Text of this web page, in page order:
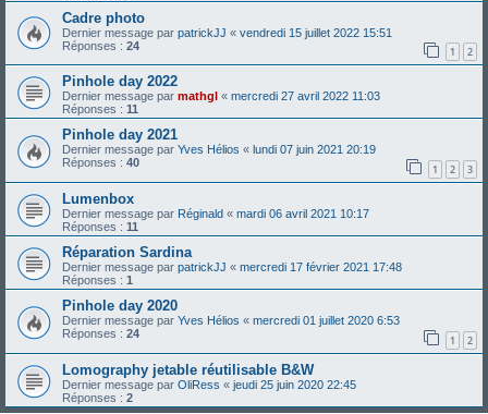
Cadre photo
Dernier message par patrickJJ « vendredi 15 juillet 2022 15:51
Réponses : 24 1 2
Pinhole day 2022
Dernier message par mathgl « mercredi 27 avril 2022 11:03
Réponses : 11
Pinhole day 2021
Dernier message par Yves Hélios « lundi 07 juin 2021 20:19
Réponses : 40 1 2 3
Lumenbox
Dernier message par Réginald « mardi 06 avril 2021 10:17
Réponses : 11
Réparation Sardina
Dernier message par patrickJJ « mercredi 17 février 2021 17:48
Réponses : 1
Pinhole day 2020
Dernier message par Yves Hélios « mercredi 01 juillet 2020 6:53
Réponses : 24 1 2
Lomography jetable réutilisable B&W
Dernier message par OliRess « jeudi 25 juin 2020 22:45
Réponses : 2